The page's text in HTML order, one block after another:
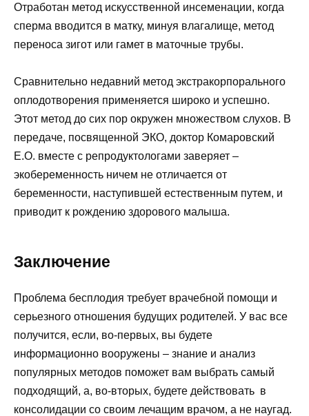
Отработан метод искусственной инсеменации, когда
сперма вводится в матку, минуя влагалище, метод
переноса зигот или гамет в маточные трубы.
Сравнительно недавний метод экстракорпорального
оплодотворения применяется широко и успешно.
Этот метод до сих пор окружен множеством слухов. В
передаче, посвященной ЭКО, доктор Комаровский
Е.О. вместе с репродуктологами заверяет –
экобеременность ничем не отличается от
беременности, наступившей естественным путем, и
приводит к рождению здорового малыша.
Заключение
Проблема бесплодия требует врачебной помощи и
серьезного отношения будущих родителей. У вас все
получится, если, во-первых, вы будете
информационно вооружены – знание и анализ
популярных методов поможет вам выбрать самый
подходящий, а, во-вторых, будете действовать в
консолидации со своим лечащим врачом, а не наугад.